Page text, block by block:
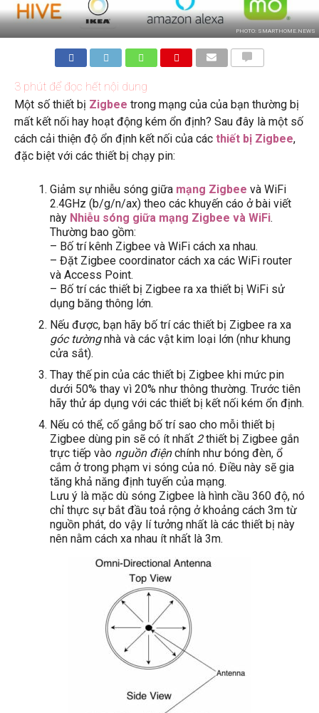
PHOTO: SMARTHOME.NEWS
3phút để đọc hết nội dung
Một số thiết bị Zigbee trong mạng của của bạn thường bị
mất kết nối hay hoạt động kém ổn định? Sau đây là một số
cách cải thiện độ ổn định kết nối của các thiết bị Zigbee,
đặc biệt với các thiết bị chạy pin:
Giảm sự nhiễu sóng giữa mạng Zigbee và WiFi
2.4GHz (b/g/n/ax) theo các khuyến cáo ở bài viết
này Nhiễu sóng giữa mạng Zigbee và WiFi.
Thường bao gồm:
– Bố trí kênh Zigbee và WiFi cách xa nhau.
– Đặt Zigbee coordinator cách xa các WiFi router
và Access Point.
– Bố trí các thiết bị Zigbee ra xa thiết bị WiFi sử
dụng băng thông lớn.
Nếu được, bạn hãy bố trí các thiết bị Zigbee ra xa
góc tườngnhà và các vật kim loại lớn (như khung
cửa sắt).
Thay thế pin của các thiết bị Zigbee khi mức pin
dưới 50% thay vì 20% như thông thường. Trước tiên
hãy thử áp dụng với các thiết bị kết nối kém ổn định.
Nếu có thể, cố gắng bố trí sao cho mỗi thiết bị
Zigbee dùng pin sẽ có ít nhất 2thiết bị Zigbee gắn
trực tiếp vào nguồn điệnchính như bóng đèn, ổ
cắm ở trong phạm vi sóng của nó. Điều này sẽ gia
tăng khả năng định tuyến của mạng.
Lưu ý là mặc dù sóng Zigbee là hình cầu 360 độ, nó
chỉ thực sự bắt đầu toả rộng ở khoảng cách 3m từ
nguồn phát, do vậy lí tưởng nhất là các thiết bị này
nên nằm cách xa nhau ít nhất là 3m.